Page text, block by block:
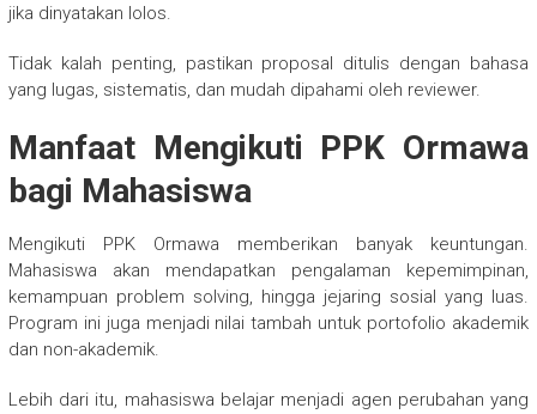
jika dinyatakan lolos.
Tidak kalah penting, pastikan proposal ditulis dengan bahasa
yang lugas, sistematis, dan mudah dipahami oleh reviewer.
Manfaat Mengikuti PPK Ormawa
bagi Mahasiswa
Mengikuti PPK Ormawa memberikan banyak keuntungan.
Mahasiswa akan mendapatkan pengalaman kepemimpinan,
kemampuan problem solving, hingga jejaring sosial yang luas.
Program ini juga menjadi nilai tambah untuk portofolio akademik
dan non-akademik.
Lebih dari itu, mahasiswa belajar menjadi agen perubahan yang